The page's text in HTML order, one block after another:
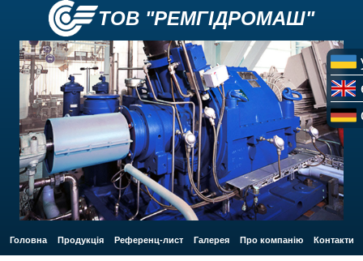
ТОВ "РЕМГІДРОМАШ"
Головна Продукція Референц-лист Галерея Про компанію Контакти